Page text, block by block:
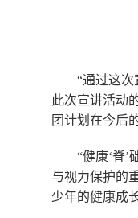
“通过这
此次宣讲活动
团计划在今后
“健康‘脊’
与视力保护的
少年的健康成